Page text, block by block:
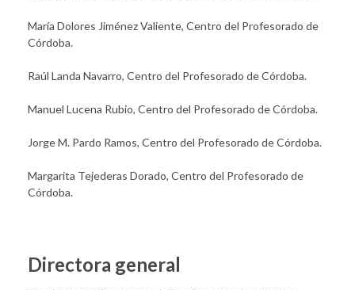
María Dolores Jiménez Valiente, Centro del Profesorado de
Córdoba.
Raúl Landa Navarro, Centro del Profesorado de Córdoba.
Manuel Lucena Rubio, Centro del Profesorado de Córdoba.
Jorge M. Pardo Ramos, Centro del Profesorado de Córdoba.
Margarita Tejederas Dorado, Centro del Profesorado de
Córdoba.
Directora general